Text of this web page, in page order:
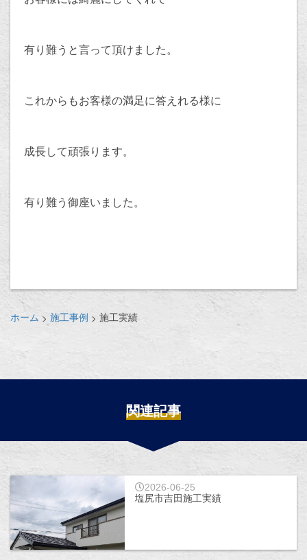
有り難うと言って頂けました。
これからもお客様の満足に答えれる様に
成長して頑張ります。
有り難う御座いました。
ホーム > 施工事例 > 施工実績
関連記事
2026-06-25
塩尻市吉田施工実績